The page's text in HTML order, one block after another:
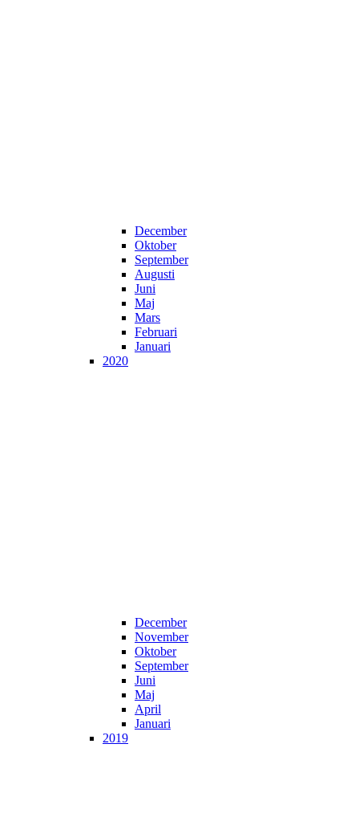
December
Oktober
September
Augusti
Juni
Maj
Mars
Februari
Januari
2020
December
November
Oktober
September
Juni
Maj
April
Januari
2019